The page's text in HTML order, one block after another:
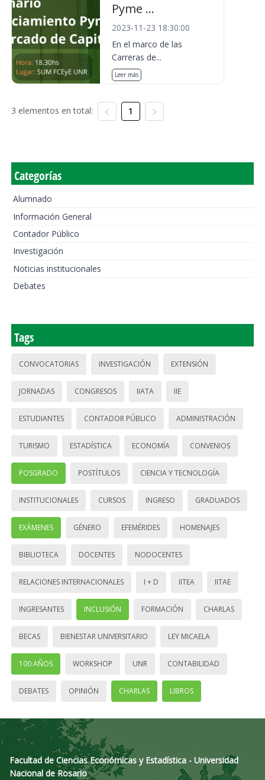
Pyme ...
2023-11-23 18:30:00
En el marco de las
Carreras de...
Leer más
3 elementos en total: 1
Categorías
Alumnado
Información General
Contador Público
Investigación
Noticias institucionales
Debates
Tags
CONVOCATORIAS INVESTIGACIÓN EXTENSIÓN
JORNADAS CONGRESOS IIATA IIE
ESTUDIANTES CONTADOR PÚBLICO ADMINISTRACIÓN
TURISMO ESTADÍSTICA ECONOMÍA CONVENIOS
POSGRADO POSTÍTULOS CIENCIA Y TECNOLOGÍA
INSTITUCIONALES CURSOS INGRESO GRADUADOS
EXÁMENES GÉNERO EFEMÉRIDES HOMENAJES
BIBLIOTECA DOCENTES NODOCENTES
RELACIONES INTERNACIONALES I + D IITEA IITAE
INGRESANTES INCLUSIÓN FORMACIÓN CHARLAS
BECAS BIENESTAR UNIVERSITARIO LEY MICAELA
100 AÑOS WORKSHOP UNR CONTABILIDAD
DEBATES OPINIÓN CHARLAS LIBROS
Facultad de Ciencias Económicas y Estadística - Universidad
Nacional de Rosario